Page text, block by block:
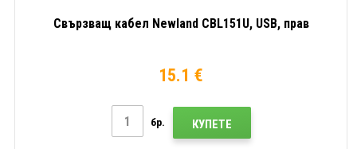
Свързващ кабел Newland CBL151U, USB, прав
15.1 €
бр. КУПЕТЕ